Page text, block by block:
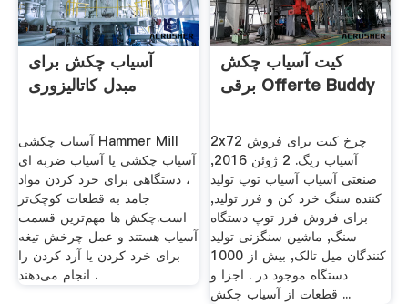
آسیاب چکش برای
مبدل کاتالیزوری
آسیاب چکشی Hammer Mill
آسیاب چکشی یا آسیاب ضربه ای
، دستگاهی برای خرد کردن مواد
جامد به قطعات کوچک‌تر
است.چکش ها مهم‌ترین قسمت
آسیاب هستند و عمل چرخش تیغه
برای خرد کردن یا آرد کردن را
انجام می‌دهند .
کیت آسیاب چکش
برقی Offerte Buddy
2x72 چرخ کیت برای فروش
آسیاب ریگ. 2 ژوئن 2016,
صنعتی آسیاب آسیاب توپ تولید
کننده سنگ خرد کن و فرز تولید,
برای فروش فرز توپ دستگاه
سنگ, ماشین سنگزنی تولید
کنندگان میل تالک, بیش از 1000
دستگاه موجود در . اجزا و
قطعات از آسیاب چکش ...